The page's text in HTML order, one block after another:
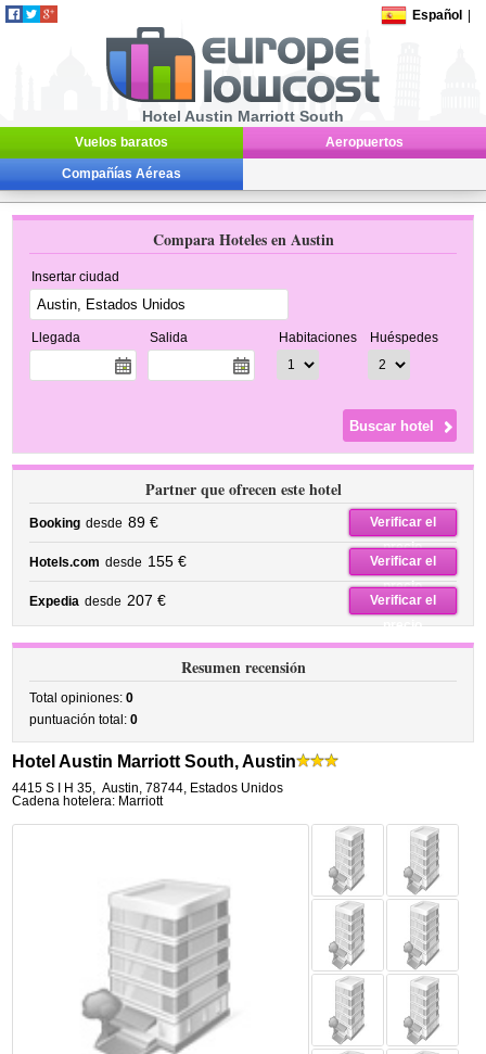
Español
Hotel Austin Marriott South
Vuelos baratos Aeropuertos
Compañías Aéreas
Compara Hoteles en Austin
Insertar ciudad
Llegada Salida Habitaciones Huéspedes
Partner que ofrecen este hotel
Booking desde 89 €
Verificar el
precio
Hotels.com desde 155 €
Verificar el
precio
Expedia desde 207 €
Verificar el
precio
Resumen recensión
Total opiniones:0
puntuación total:0
Hotel Austin Marriott South, Austin
4415 S I H 35, Austin,78744, Estados Unidos
Cadena hotelera: Marriott